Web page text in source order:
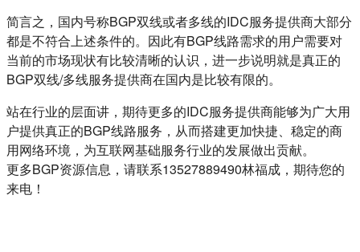
简言之，国内号称BGP双线或者多线的IDC服务提供商大部分
都是不符合上述条件的。因此有BGP线路需求的用户需要对
当前的市场现状有比较清晰的认识，进一步说明就是真正的
BGP双线/多线服务提供商在国内是比较有限的。
站在行业的层面讲，期待更多的IDC服务提供商能够为广大用
户提供真正的BGP线路服务，从而搭建更加快捷、稳定的商
用网络环境，为互联网基础服务行业的发展做出贡献。
更多BGP资源信息，请联系13527889490林福成，期待您的
来电！